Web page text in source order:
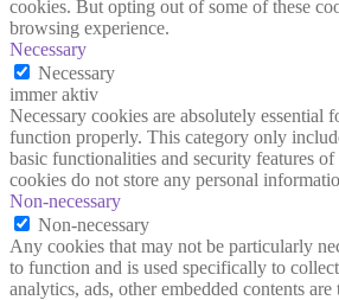
cookies. But opting out of some of these
browsing experience.
Necessary
Necessary
immer aktiv
Necessary cookies are absolutely essential
function properly. This category only
basic functionalities and security features
cookies do not store any personal
Non-necessary
Non-necessary
Any cookies that may not be particularly
to function and is used specifically to
analytics, ads, other embedded contents are